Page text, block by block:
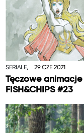
SERIALE, 29 CZE 2021
Tęczowe
FISH&CHIPS #23